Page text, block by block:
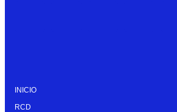
INICIO
RCD